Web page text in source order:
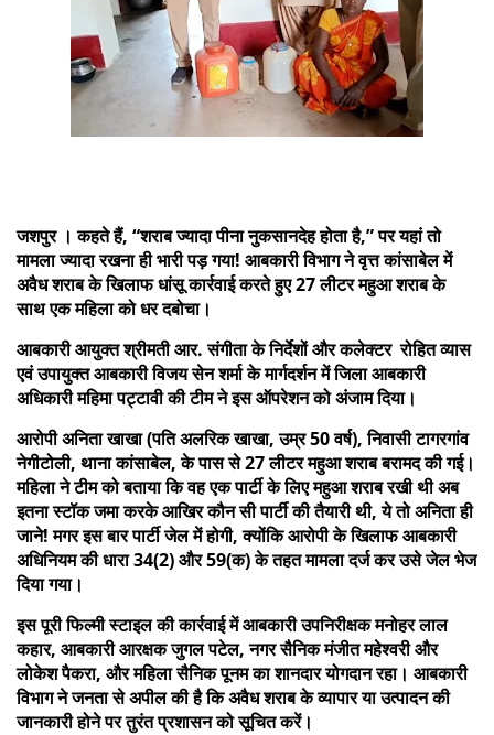
जशपुर । कहते हैं, “शराब ज्यादा पीना नुकसानदेह होता है,” पर यहां तो
मामला ज्यादा रखना ही भारी पड़ गया! आबकारी विभाग ने वृत्त कांसाबेल में
अवैध शराब के खिलाफ धांसू कार्रवाई करते हुए 27 लीटर महुआ शराब के
साथ एक महिला को धर दबोचा।
आबकारी आयुक्त श्रीमती आर. संगीता के निर्देशों और कलेक्टर रोहित व्यास
एवं उपायुक्त आबकारी विजय सेन शर्मा के मार्गदर्शन में जिला आबकारी
अधिकारी महिमा पट्टावी की टीम ने इस ऑपरेशन को अंजाम दिया।
आरोपी अनिता खाखा (पति अलरिक खाखा, उम्र 50 वर्ष), निवासी टागरगांव
नेगीटोली, थाना कांसाबेल, के पास से 27 लीटर महुआ शराब बरामद की गई।
महिला ने टीम को बताया कि वह एक पार्टी के लिए महुआ शराब रखी थी अब
इतना स्टॉक जमा करके आखिर कौन सी पार्टी की तैयारी थी, ये तो अनिता ही
जाने! मगर इस बार पार्टी जेल में होगी, क्योंकि आरोपी के खिलाफ आबकारी
अधिनियम की धारा 34(2) और 59(क) के तहत मामला दर्ज कर उसे जेल भेज
दिया गया।
इस पूरी फिल्मी स्टाइल की कार्रवाई में आबकारी उपनिरीक्षक मनोहर लाल
कहार, आबकारी आरक्षक जुगल पटेल, नगर सैनिक मंजीत महेश्वरी और
लोकेश पैकरा, और महिला सैनिक पूनम का शानदार योगदान रहा। आबकारी
विभाग ने जनता से अपील की है कि अवैध शराब के व्यापार या उत्पादन की
जानकारी होने पर तुरंत प्रशासन को सूचित करें।